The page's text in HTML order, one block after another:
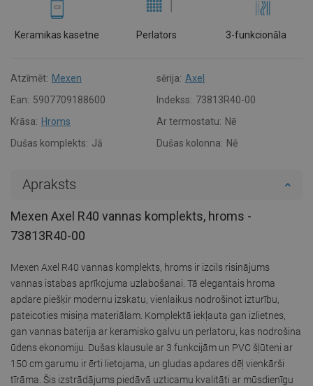
Keramikas kasetne Perlators 3-funkcionāla
Atzīmēt: Mexen sērija: Axel
Ean: 5907709188600 Indekss: 73813R40-00
Krāsa: Hroms Ar termostatu: Nē
Dušas komplekts: Jā Dušas kolonna: Nē
Apraksts
Mexen Axel R40 vannas komplekts, hroms -
73813R40-00
Mexen Axel R40 vannas komplekts, hroms ir izcils risinājums
vannas istabas aprīkojuma uzlabošanai. Tā elegantais hroma
apdare piešķir modernu izskatu, vienlaikus nodrošinot izturību,
pateicoties misiņa materiālam. Komplektā iekļauta gan izlietnes,
gan vannas baterija ar keramisko galvu un perlatoru, kas nodrošina
ūdens ekonomiju. Dušas klausule ar 3 funkcijām un PVC šļūteni ar
150 cm garumu ir ērti lietojama, un gludas apdares dēļ vienkārši
tīrāma. Šis izstrādājums piedāvā uzticamu kvalitāti ar mūsdienīgu